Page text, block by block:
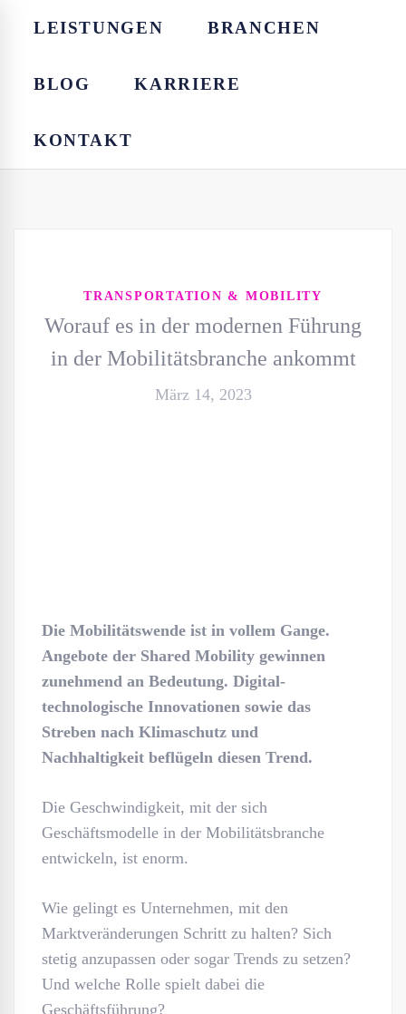
LEISTUNGEN BRANCHEN
BLOG KARRIERE
KONTAKT
TRANSPORTATION & MOBILITY
Worauf es in der modernen Führung
in der Mobilitätsbranche ankommt
März 14, 2023
Die Mobilitätswende ist in vollem Gange.
Angebote der Shared Mobility gewinnen
zunehmend an Bedeutung. Digital-
technologische Innovationen sowie das
Streben nach Klimaschutz und
Nachhaltigkeit beflügeln diesen Trend.
Die Geschwindigkeit, mit der sich
Geschäftsmodelle in der Mobilitätsbranche
entwickeln, ist enorm.
Wie gelingt es Unternehmen, mit den
Marktveränderungen Schritt zu halten? Sich
stetig anzupassen oder sogar Trends zu setzen?
Und welche Rolle spielt dabei die
Geschäftsführung?